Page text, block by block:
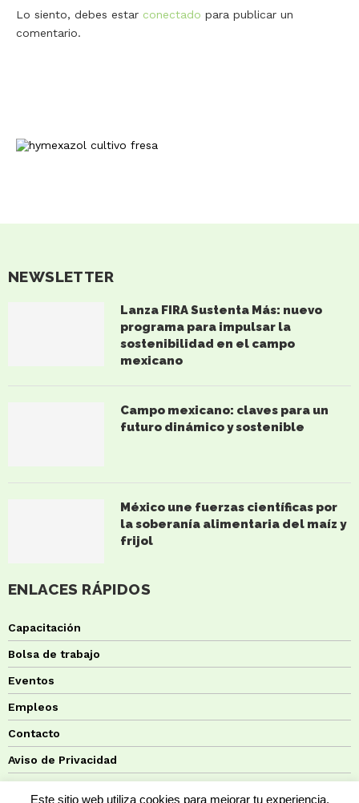
Lo siento, debes estar conectado para publicar un
comentario.
ENLACES RÁPIDOS
Capacitación
Bolsa de trabajo
Eventos
Empleos
Contacto
Aviso de Privacidad
NEWSLETTER
Lanza FIRA Sustenta Más: nuevo
programa para impulsar la
sostenibilidad en el campo
mexicano
Campo mexicano: claves para un
futuro dinámico y sostenible
México une fuerzas científicas por
la soberanía alimentaria del maíz y
frijol
Este sitio web utiliza cookies para mejorar tu experiencia.